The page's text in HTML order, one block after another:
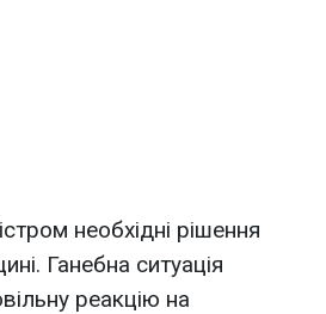
необхідні рішення
Ганебна ситуація
реакцію на